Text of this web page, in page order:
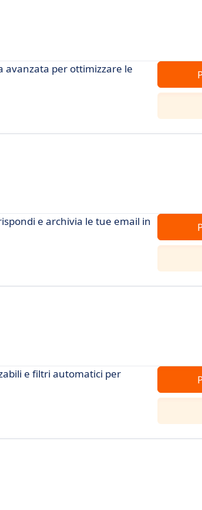
avanzata per ottimizzare le
e archivia le tue email in
e filtri automatici per